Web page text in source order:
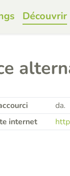
Découvrir
da.
internet